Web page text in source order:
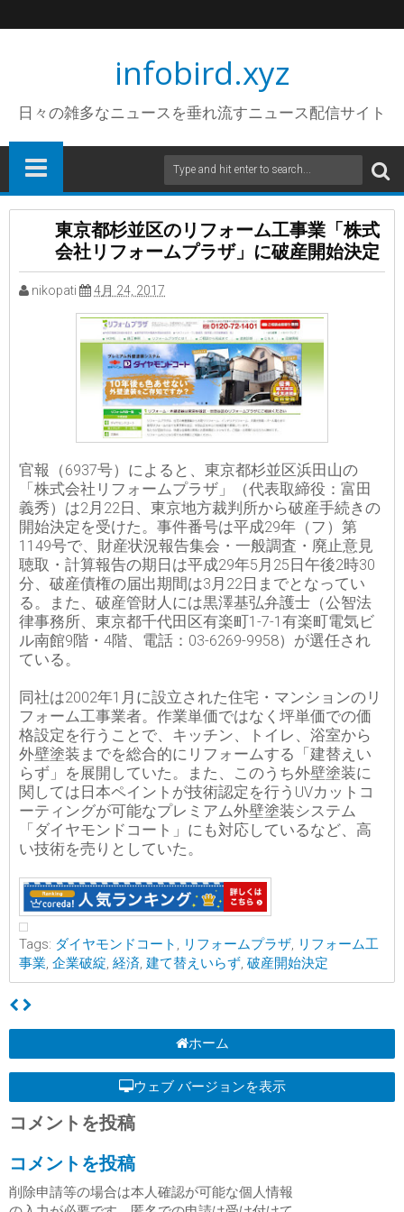
infobird.xyz
日々の雑多なニュースを垂れ流すニュース配信サイト
東京都杉並区のリフォーム工事業「株式
会社リフォームプラザ」に破産開始決定
nikopati 4月 24, 2017
官報（6937号）によると、東京都杉並区浜田山の
「株式会社リフォームプラザ」（代表取締役：富田
義秀）は2月22日、東京地方裁判所から破産手続きの
開始決定を受けた。事件番号は平成29年（フ）第
1149号で、財産状況報告集会・一般調査・廃止意見
聴取・計算報告の期日は平成29年5月25日午後2時30
分、破産債権の届出期間は3月22日までとなってい
る。また、破産管財人には黒澤基弘弁護士（公智法
律事務所、東京都千代田区有楽町1-7-1有楽町電気ビ
ル南館9階・4階、電話：03-6269-9958）が選任され
ている。
同社は2002年1月に設立された住宅・マンションのリ
フォーム工事業者。作業単価ではなく坪単価での価
格設定を行うことで、キッチン、トイレ、浴室から
外壁塗装までを総合的にリフォームする「建替えい
らず」を展開していた。また、このうち外壁塗装に
関しては日本ペイントが技術認定を行うUVカットコ
ーティングが可能なプレミアム外壁塗装システム
「ダイヤモンドコート」にも対応しているなど、高
い技術を売りとしていた。
Tags: ダイヤモンドコート , リフォームプラザ, リフォーム工
事業, 企業破綻, 経済, 建て替えいらず, 破産開始決定
ホーム
ウェブ バージョンを表示
コメントを投稿
コメントを投稿
削除申請等の場合は本人確認が可能な個人情報